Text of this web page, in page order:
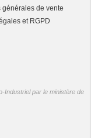
générales de vente
et RGPD
Industriel par le ministère de